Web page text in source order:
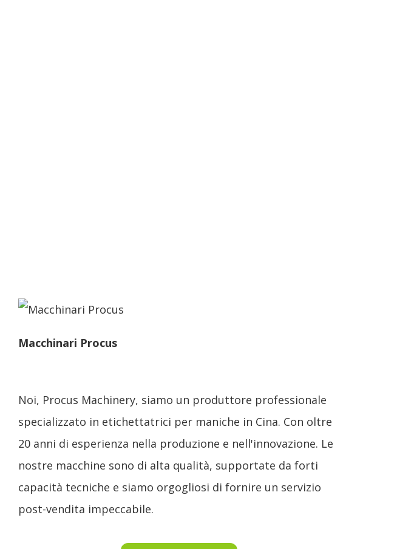
Macchinari Procus
Noi, Procus Machinery, siamo un produttore professionale
specializzato in etichettatrici per maniche in Cina. Con oltre
20 anni di esperienza nella produzione e nell'innovazione. Le
nostre macchine sono di alta qualità, supportate da forti
capacità tecniche e siamo orgogliosi di fornire un servizio
post-vendita impeccabile.